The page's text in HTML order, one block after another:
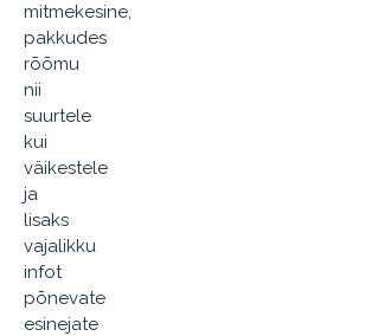
mitmekesine,
pakkudes
rõõmu
nii
suurtele
kui
väikestele
ja
lisaks
vajalikku
infot
põnevate
esinejate